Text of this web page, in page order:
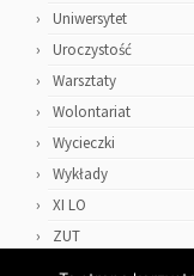
Uniwersytet
Uroczystość
Warsztaty
Wolontariat
Wycieczki
Wykłady
XI LO
ZUT